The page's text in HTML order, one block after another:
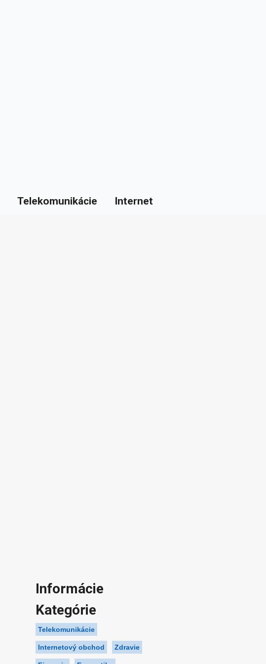
Telekomunikácie Internet
Informácie
Kategórie
Telekomunikácie
Internetový obchod Zdravie